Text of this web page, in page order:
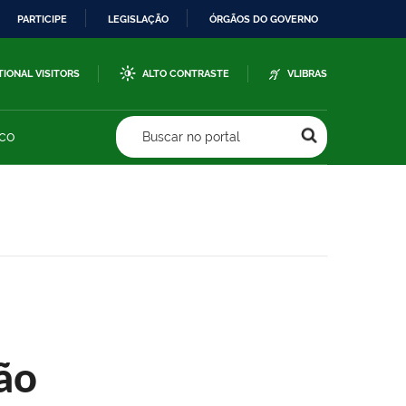
PARTICIPE LEGISLAÇÃO ÓRGÃOS DO GOVERNO
VISITORS ALTO CONTRASTE VLIBRAS
Buscar no portal